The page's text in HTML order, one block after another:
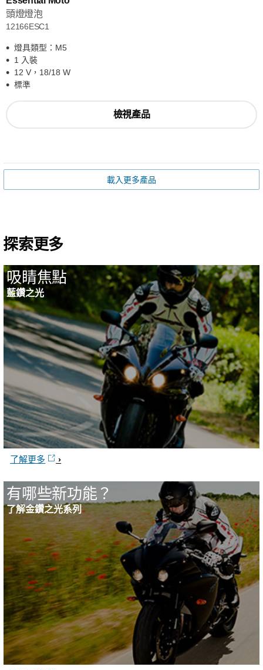
頭燈燈泡
12166ESC1
燈具類型：M5
1 入裝
12 V，18/18 W
標準
檢視產品
載入更多產品
探索更多
吸睛焦點
藍鑽之光
了解更多
有哪些新功能？
了解金鑽之光系列